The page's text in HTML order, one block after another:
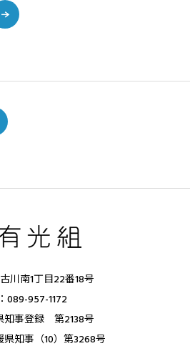
川南1丁目22番18号
089-957-1172
事登録 第2138号
知事（10）第3268号